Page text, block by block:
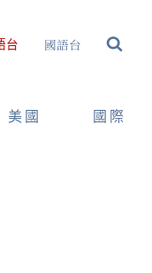
台 國語台
美國 國際